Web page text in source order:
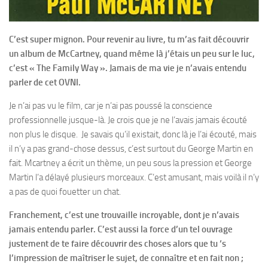
C’est super mignon. Pour revenir au livre, tu m’as fait découvrir
un album de McCartney, quand même là j’étais un peu sur le luc,
c’est « The Family Way ». Jamais de ma vie je n’avais entendu
parler de cet OVNI.
Je n’ai pas vu le film, car je n’ai pas poussé la conscience
professionnelle jusque-là. Je crois que je ne l’avais jamais écouté
non plus le disque. Je savais qu’il existait, donc là je l’ai écouté, mais
il n’y a pas grand-chose dessus, c’est surtout du George Martin en
fait. Mcartney a écrit un thème, un peu sous la pression et George
Martin l’a délayé plusieurs morceaux. C’est amusant, mais voilà il n’y
a pas de quoi fouetter un chat.
Franchement, c’est une trouvaille incroyable, dont je n’avais
jamais entendu parler. C’est aussi la force d’un tel ouvrage
justement de te faire découvrir des choses alors que tu ‘s
l’impression de maîtriser le sujet, de connaître et en fait non ;